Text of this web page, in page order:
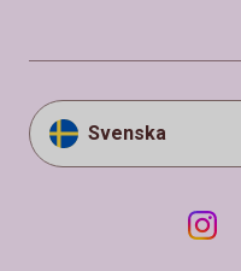
Svenska